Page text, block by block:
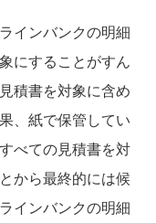
インバンクの明細
にすることがすん
積書を対象に含め
、紙で保管してい
べての見積書を対
から最終的には候
インバンクの明細